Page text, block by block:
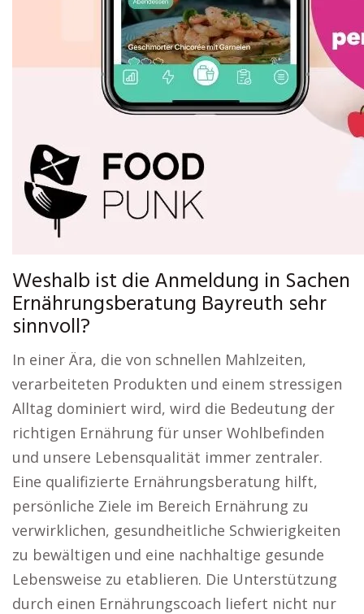
Weshalb ist die Anmeldung in Sachen
Ernährungsberatung Bayreuth sehr
sinnvoll?
In einer Ära, die von schnellen Mahlzeiten,
verarbeiteten Produkten und einem stressigen
Alltag dominiert wird, wird die Bedeutung der
richtigen Ernährung für unser Wohlbefinden
und unsere Lebensqualität immer zentraler.
Eine qualifizierte Ernährungsberatung hilft,
persönliche Ziele im Bereich Ernährung zu
verwirklichen, gesundheitliche Schwierigkeiten
zu bewältigen und eine nachhaltige gesunde
Lebensweise zu etablieren. Die Unterstützung
durch einen Ernährungscoach liefert nicht nur